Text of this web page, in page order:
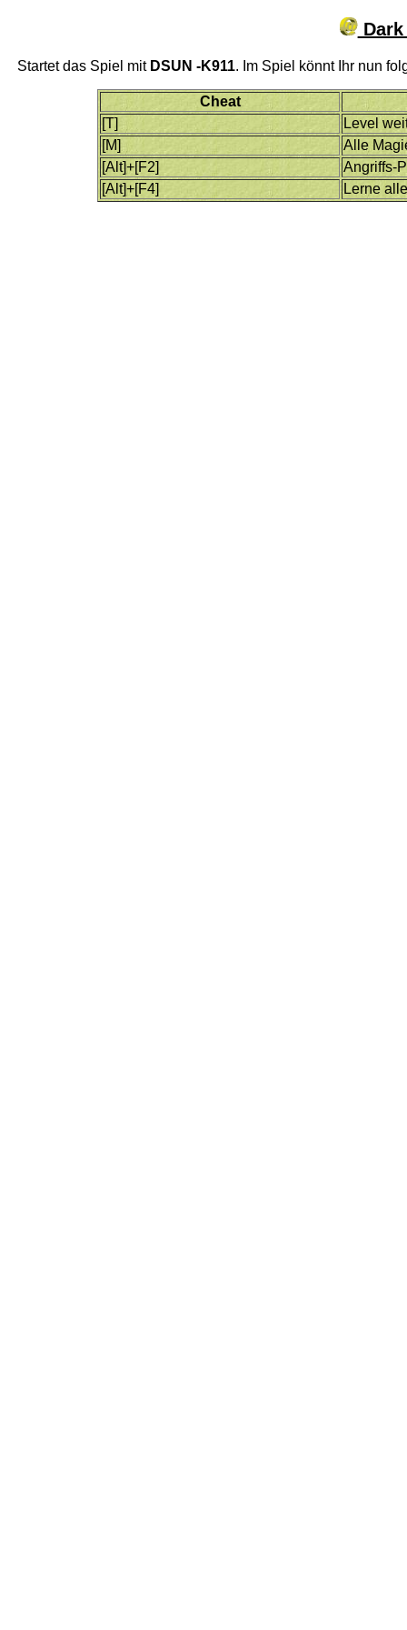
Dark
Startet das Spiel mit DSUN -K911. Im Spiel könnt Ihr nun
Cheat
[T]
Level
[M]
Alle
[Alt]+[F2]
Angriffs-
[Alt]+[F4]
Lerne